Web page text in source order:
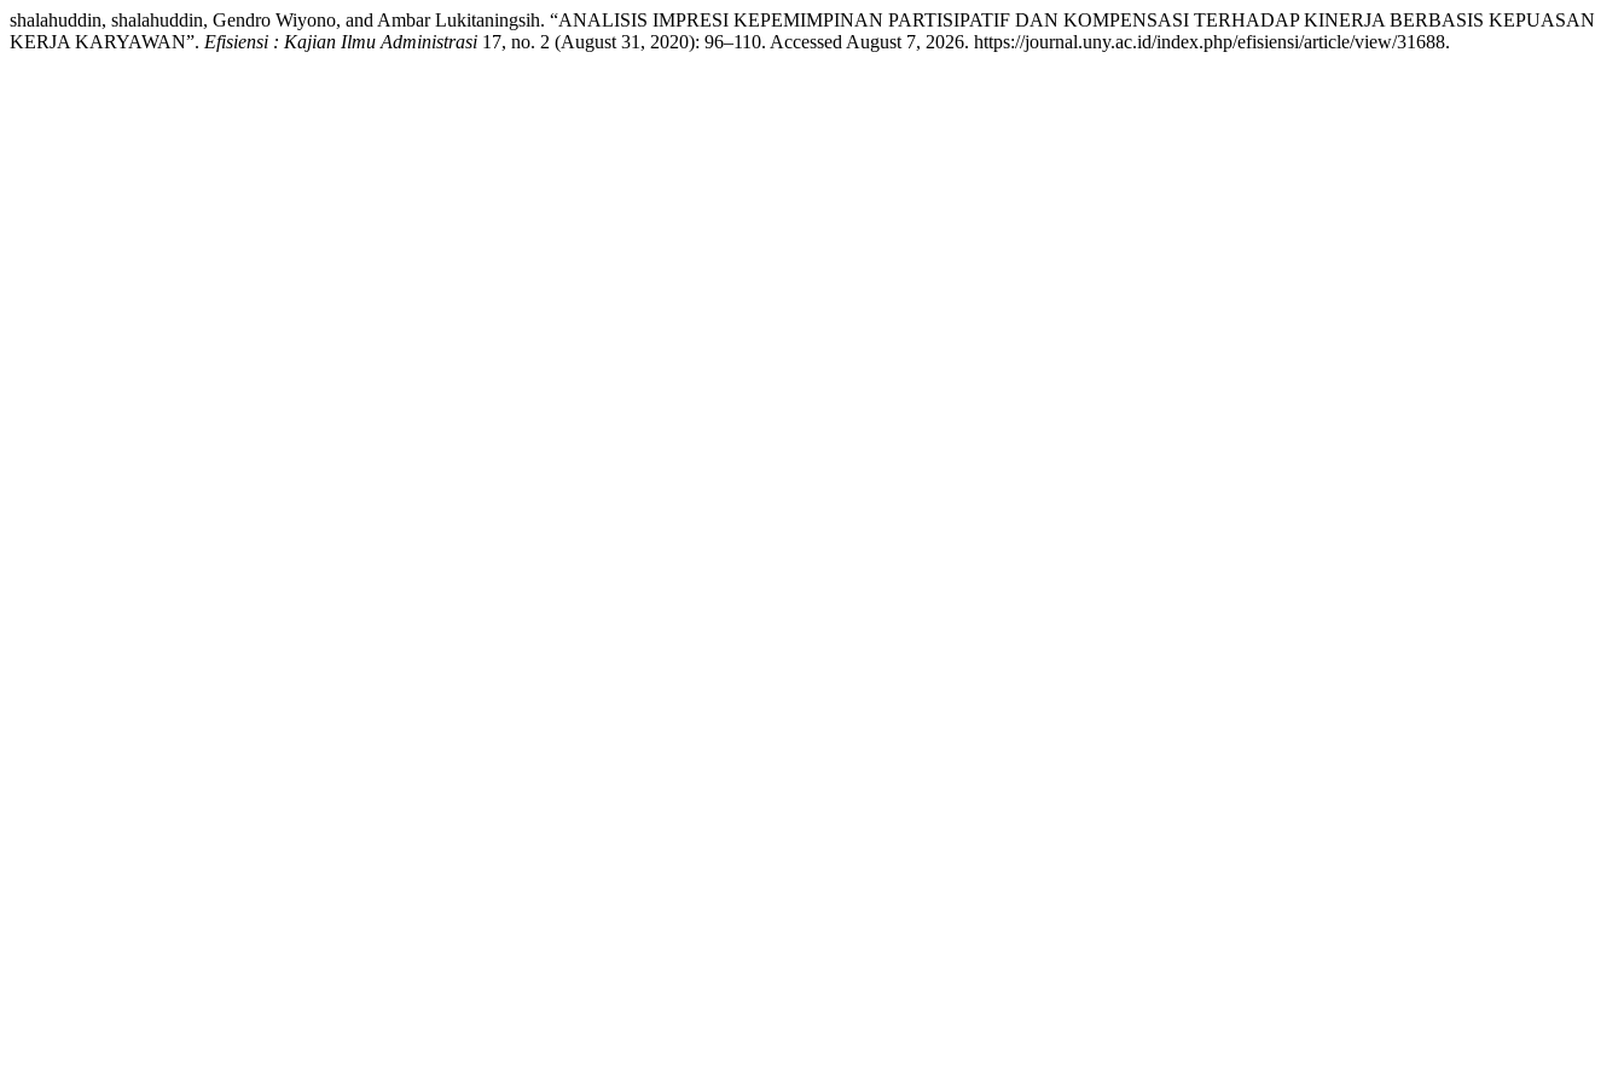
shalahuddin, shalahuddin, Gendro Wiyono, and Ambar Lukitaningsih. “ANALISIS IMPRESI KEPEMIMPINAN PARTISIPATIF DAN KOMPENSASI TERHADAP KINERJA BERBASIS KEPUASAN
KERJA KARYAWAN”. Efisiensi : Kajian Ilmu Administrasi 17, no. 2 (August 31, 2020): 96–110. Accessed August 7, 2026. https://journal.uny.ac.id/index.php/efisiensi/article/view/31688.